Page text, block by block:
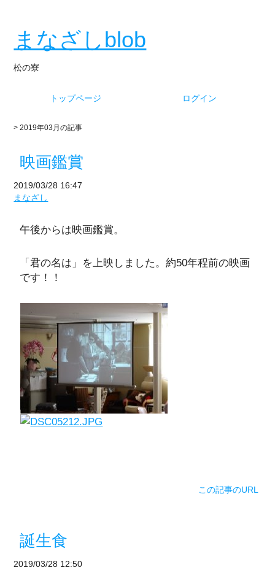
まなざしblob
松の寮
トップページ ログイン
> 2019年03月の記事
映画鑑賞
2019/03/28 16:47
まなざし
午後からは映画鑑賞。
「君の名は」を上映しました。約50年程前の映画
です！！
この記事のURL
誕生食
2019/03/28 12:50